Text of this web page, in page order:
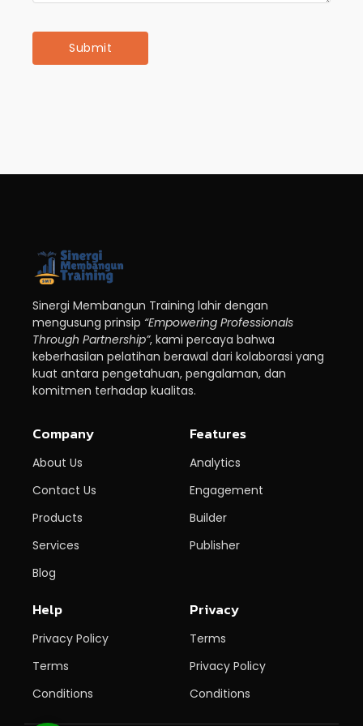
Sinergi Membangun Training lahir dengan
mengusung prinsip “Empowering Professionals
Through Partnership”, kami percaya bahwa
keberhasilan pelatihan berawal dari kolaborasi yang
kuat antara pengetahuan, pengalaman, dan
komitmen terhadap kualitas.
Company
About Us
Contact Us
Products
Services
Blog
Features
Analytics
Engagement
Builder
Publisher
Help
Privacy Policy
Terms
Conditions
Privacy
Terms
Privacy Policy
Conditions